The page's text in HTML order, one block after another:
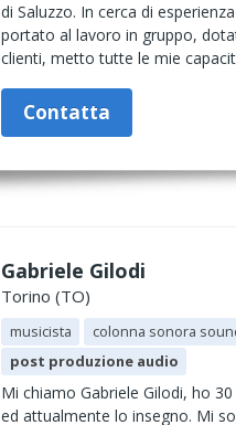
di Saluzzo. In cerca di
portato al lavoro in gruppo,
clienti, metto tutte le mie
Contatta
Gabriele Gilodi
Torino (TO)
musicista colonna sonora
post produzione audio
Mi chiamo Gabriele Gilodi, ho
ed attualmente lo insegno. Mi